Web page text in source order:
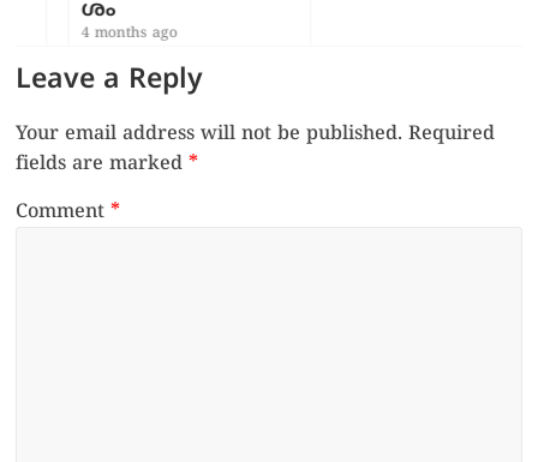
4 months ago
Leave a Reply
Your email address will not be published. Required
fields are marked*
Comment*